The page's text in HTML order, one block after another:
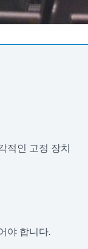
적인 고정 장치
야 합니다.